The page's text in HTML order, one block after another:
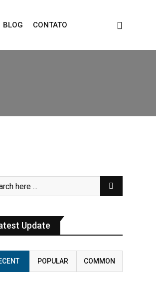
BLOG CONTATO
Update
POPULAR COMMON